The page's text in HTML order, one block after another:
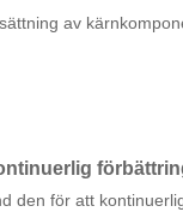
av
den för att